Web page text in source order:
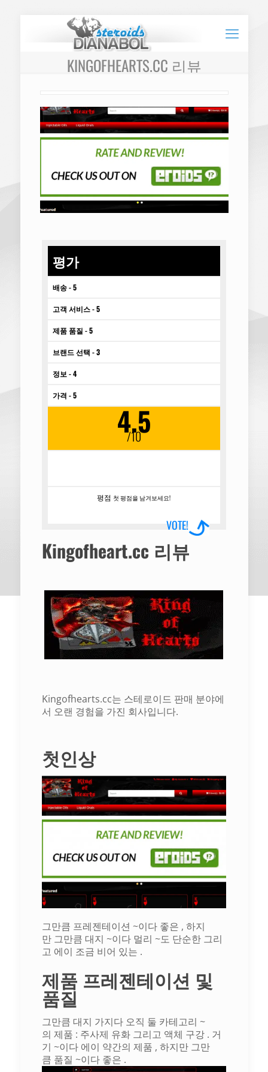
KINGOFHEARTS.CC 리뷰
평가
배송 - 5
고객 서비스 - 5
제품 품질 - 5
브랜드 선택 - 3
정보 - 4
가격 - 5
4.5
/10
평점 첫 평점을 남겨보세요!
VOTE!
Kingofheart.cc 리뷰
Kingofhearts.cc는 스테로이드 판매 분야에
서 오랜 경험을 가진 회사입니다.
첫인상
그만큼 프레젠테이션 ~이다 좋은 , 하지
만 그만큼 대지 ~이다 멀리 ~도 단순한 그리
고 에이 조금 비어 있는 .
제품 프레젠테이션 및
품질
그만큼 대지 가지다 오직 둘 카테고리 ~
의 제품 : 주사제 유화 그리고 액체 구강. 거
기 ~이다 에이 약간의 제품 , 하지만 그만
큼 품질 ~이다 좋은 .